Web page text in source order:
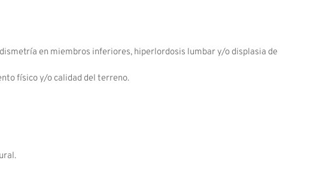
en miembros inferiores, hiperlordosis lumbar y/o displasia de
físico y/o calidad del terreno.